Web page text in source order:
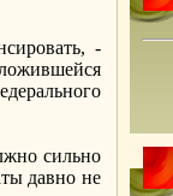
-
сильно
давно не